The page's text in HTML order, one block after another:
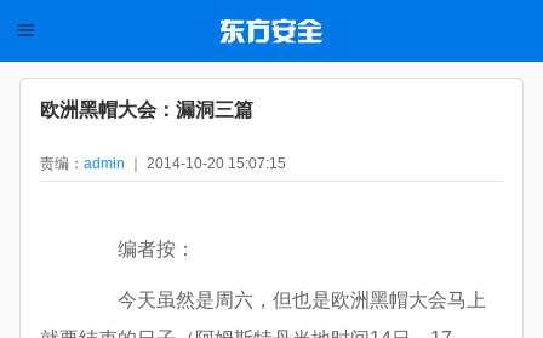
欧洲黑帽大会：漏洞三篇
责编： admin ｜ 2014-10-20 15:07:15
编者按：
今天虽然是周六，但也是欧洲黑帽大会马上